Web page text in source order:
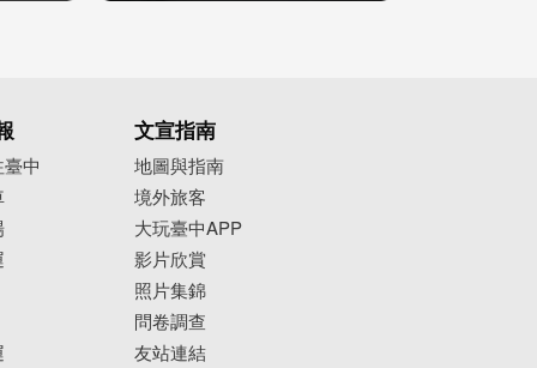
中
文宣指南
地圖與指南
境外旅客
大玩臺中APP
影片欣賞
照片集錦
問卷調查
友站連結